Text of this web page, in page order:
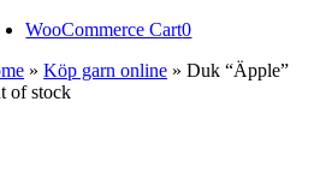
WooCommerce Cart0
»Köp garn online »Duk “Äpple”
of stock